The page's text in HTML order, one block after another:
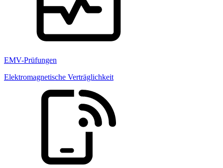
EMV-Prüfungen
Elektromagnetische Verträglichkeit